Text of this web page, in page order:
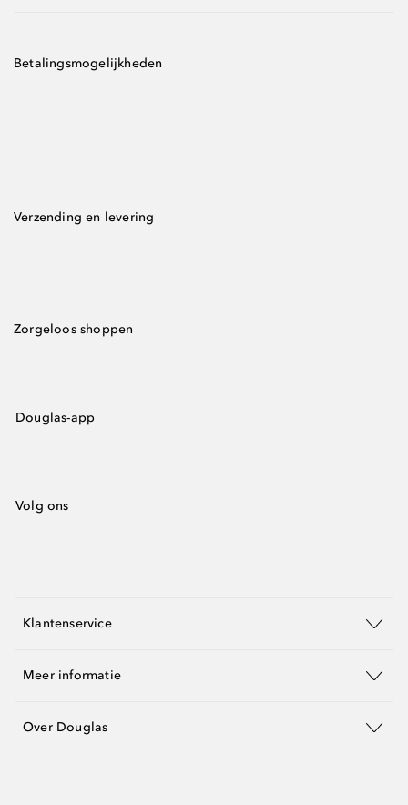
Betalingsmogelijkheden
Verzending en levering
Zorgeloos shoppen
Douglas-app
Volg ons
Klantenservice
Meer informatie
Over Douglas